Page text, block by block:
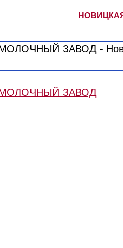
ЗАВОД